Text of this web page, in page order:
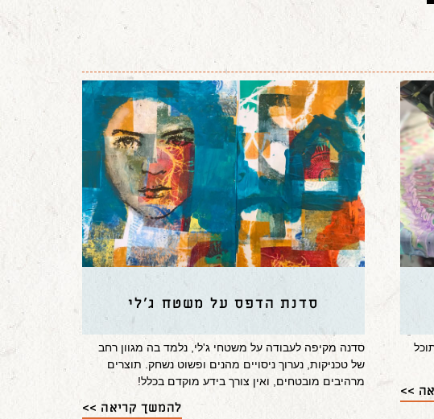
>>
סדנת הדפס על משטח ג'לי
סדנה מקיפה לעבודה על משטחי ג'לי, נלמד בה מגוון רחב
של טכניקות, נערוך ניסויים מהנים ופשוט נשחק. תוצרים
מרהיבים מובטחים, ואין צורך בידע מוקדם בכלל!
להמשך קריאה >>